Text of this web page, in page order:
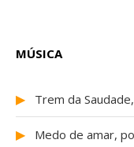
MÚSICA
▶ Trem da
▶ Medo de amar,